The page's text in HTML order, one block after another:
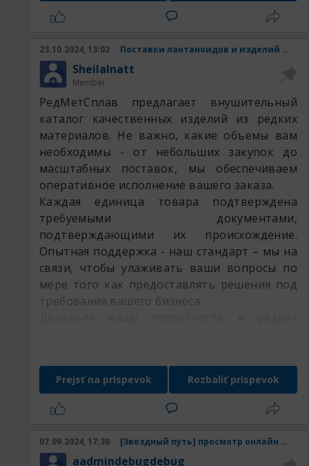
23.10.2024, 13:02 Поставки лантаноидов и изделий из них.
SheilaInatt
Member
РедМетСплав предлагает внушительный
каталог качественных изделий из редких
материалов. Не важно, какие объемы вам
необходимы - от небольших закупок до
масштабных поставок, мы обеспечиваем
оперативное исполнение вашего заказа.
Каждая единица товара подтверждена
требуемыми документами,
подтверждающими их происхождение.
Опытная поддержка - наш стандарт – мы на
связи, чтобы улаживать ваши вопросы по
мере того как предоставлять решения под
требования вашего бизнеса.
Наши товары:
Prejsť na príspevok Rozbaliť príspevok
07.09.2024, 17:30 [Звездный путь] просмотр онлайн Звездный путь смотреть онлайн в хорошем качестве
aadmindebugdebug